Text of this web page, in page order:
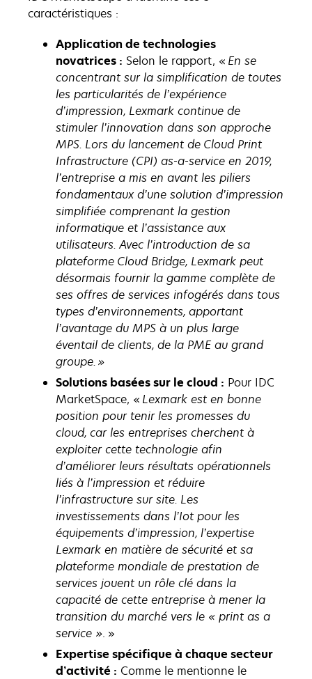
caractéristiques :
Application de technologies
novatrices : Selon le rapport, « En se
concentrant sur la simplification de toutes
les particularités de l’expérience
d’impression, Lexmark continue de
stimuler l’innovation dans son approche
MPS. Lors du lancement de Cloud Print
Infrastructure (CPI) as-a-service en 2019,
l’entreprise a mis en avant les piliers
fondamentaux d’une solution d’impression
simplifiée comprenant la gestion
informatique et l’assistance aux
utilisateurs. Avec l’introduction de sa
plateforme Cloud Bridge, Lexmark peut
désormais fournir la gamme complète de
ses offres de services infogérés dans tous
types d’environnements, apportant
l’avantage du MPS à un plus large
éventail de clients, de la PME au grand
groupe. »
Solutions basées sur le cloud : Pour IDC
MarketSpace, « Lexmark est en bonne
position pour tenir les promesses du
cloud, car les entreprises cherchent à
exploiter cette technologie afin
d’améliorer leurs résultats opérationnels
liés à l’impression et réduire
l’infrastructure sur site. Les
investissements dans l’Iot pour les
équipements d’impression, l’expertise
Lexmark en matière de sécurité et sa
plateforme mondiale de prestation de
services jouent un rôle clé dans la
capacité de cette entreprise à mener la
transition du marché vers le « print as a
service ». »
Expertise spécifique à chaque secteur
d’activité : Comme le mentionne le